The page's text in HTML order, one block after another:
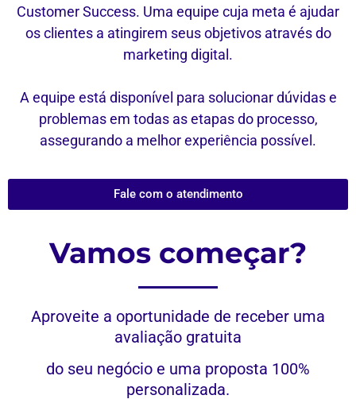
Customer Success. Uma equipe cuja meta é ajudar
os clientes a atingirem seus objetivos através do
marketing digital.
A equipe está disponível para solucionar dúvidas e
problemas em todas as etapas do processo,
assegurando a melhor experiência possível.
Fale com o atendimento
Vamos começar?
Aproveite a oportunidade de receber uma
avaliação gratuita
do seu negócio e uma proposta 100%
personalizada.